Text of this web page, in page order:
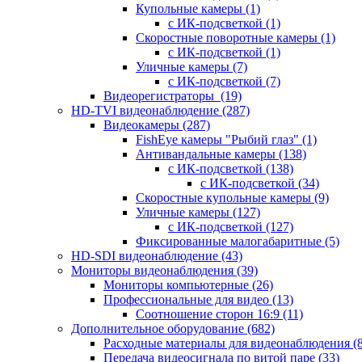
Купольные камеры (1)
с ИК-подсветкой (1)
Скоростные поворотные камеры (1)
с ИК-подсветкой (1)
Уличные камеры (7)
с ИК-подсветкой (7)
Видеорегистраторы (19)
HD-TVI видеонаблюдение (287)
Видеокамеры (287)
FishEye камеры "Рыбий глаз" (1)
Антивандальные камеры (138)
с ИК-подсветкой (138)
с ИК-подсветкой (34)
Скоростные купольные камеры (9)
Уличные камеры (127)
с ИК-подсветкой (127)
Фиксированные малогабаритные (5)
HD-SDI видеонаблюдение (43)
Мониторы видеонаблюдения (39)
Мониторы компьютерные (26)
Профессиональные для видео (13)
Соотношение сторон 16:9 (11)
Дополнительное оборудование (682)
Расходные материалы для видеонаблюдения
Передача видеосигнала по витой паре (33)